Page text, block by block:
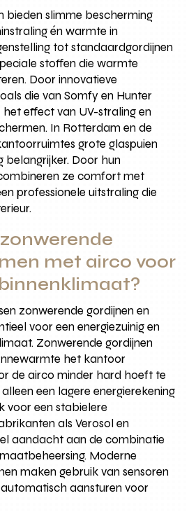
bieden slimme bescherming
én warmte in
tot standaardgordijnen
stoffen die warmte
Door innovatieve
die van Somfy en Hunter
effect van UV-straling en
In Rotterdam en de
grote glaspuien
Door hun
ze comfort met
professionele uitstraling die
met airco voor
zonwerende gordijnen en
voor een energiezuinig en
Zonwerende gordijnen
het kantoor
de airco minder hard hoeft te
een lagere energierekening
voor een stabielere
als Verosol en
aandacht aan de combinatie
Moderne
maken gebruik van sensoren
aansturen voor